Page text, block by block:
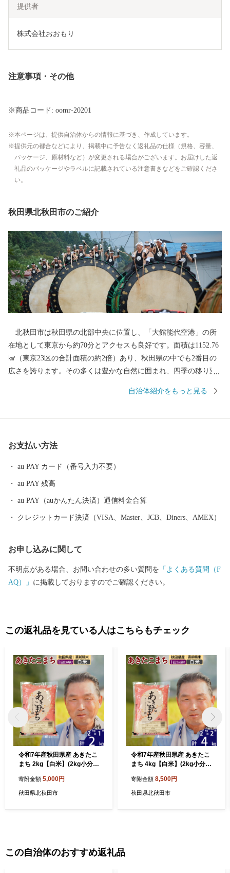
提供者
株式会社おおもり
注意事項・その他
※商品コード: oomr-20201
本ページは、提供自治体からの情報に基づき、作成しています。
提供元の都合などにより、掲載中に予告なく返礼品の仕様（規格、容量、
パッケージ、原材料など）が変更される場合がございます。お届けした返
礼品のパッケージやラベルに記載されている注意書きなどをご確認くださ
い。
秋田県北秋田市のご紹介
北秋田市は秋田県の北部中央に位置し、「大館能代空港」の所
在地として東京から約70分とアクセスも良好です。面積は1152.76
㎢（東京23区の合計面積の約2倍）あり、秋田県の中でも2番目の
広さを誇ります。その多くは豊かな自然に囲まれ、四季の移り変
数えられる『森吉山』では、多種多様な高山植物はもちろん、冬
ギ発祥の地として、その文化を色濃く伝えています。 北秋田市
内を走る「秋田内陸縦貫鉄道」は、鷹巣～角館と、秋田県内陸部
雄大な山々が広がり、日本の原風景を感じることができます。沿
線にある前田南駅は、大ヒットアニメ映画の劇中に登場した駅の
モデルということで話題にもなりました。 その他、世界一の綴
楽しみ方ができるまちです。
自治体紹介をもっと見る
お支払い方法
au PAY カード（番号入力不要）
au PAY 残高
au PAY（auかんたん決済）通信料金合算
クレジットカード決済（VISA、Master、JCB、Diners、AMEX）
お申し込みに関して
不明点がある場合、お問い合わせの多い質問を 「よくある質問（F
AQ）」 に掲載しておりますのでご確認ください。
この返礼品を見ている人はこちらもチェック
令和7年産秋田県産 あきたこ
まち 2kg【白米】(2kg小分け
年産 お届け時期選べる お米
おおもり [おおもり 秋田 お米
寄附金額 5,000円
秋田県北秋田市
令和7年産秋田県産 あきたこ
まち 4kg【白米】(2kg小分け
年産 お届け時期選べる お米
おおもり [おおもり 秋田 お米
寄附金額 8,500円
秋田県北秋田市
この自治体のおすすめ返礼品